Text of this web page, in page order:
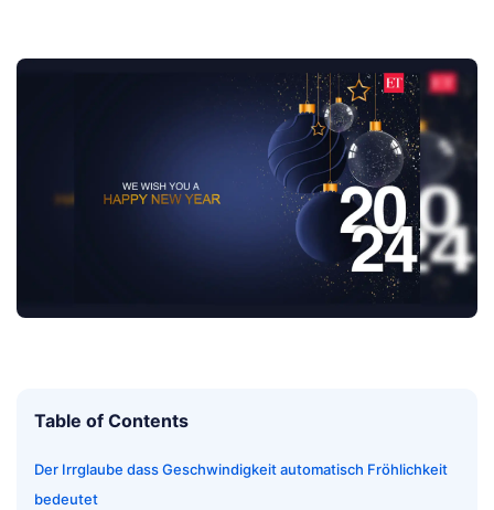
Table of Contents
Der Irrglaube dass Geschwindigkeit automatisch Fröhlichkeit
bedeutet